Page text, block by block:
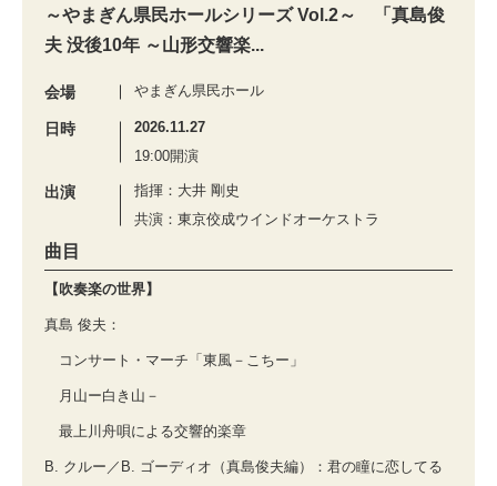
～やまぎん県民ホールシリーズ Vol.2～ 「真島俊
夫 没後10年 ～山形交響楽...
会場 やまぎん県民ホール
日時
2026.11.27
19:00開演
出演
指揮：大井 剛史
共演：東京佼成ウインドオーケストラ
曲目
【吹奏楽の世界】
真島 俊夫：
コンサート・マーチ「東風－こちー」
月山ー白き山－
最上川舟唄による交響的楽章
B. クルー／B. ゴーディオ（真島俊夫編）：君の瞳に恋してる